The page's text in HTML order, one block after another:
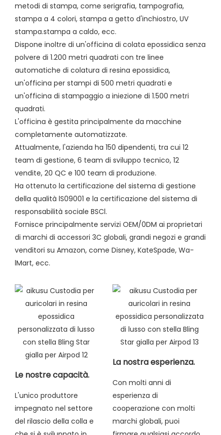
metodi di stampa, come serigrafia, tampografia,
stampa a 4 colori, stampa a getto d'inchiostro, UV
stampa.stampa a caldo, ecc.
Dispone inoltre di un'officina di colata epossidica senza
polvere di 1.200 metri quadrati con tre linee
automatiche di colatura di resina epossidica,
un'officina per stampi di 500 metri quadrati e
un'officina di stampaggio a iniezione di 1.500 metri
quadrati.
L'officina è gestita principalmente da macchine
completamente automatizzate.
Attualmente, l'azienda ha 150 dipendenti, tra cui 12
team di gestione, 6 team di sviluppo tecnico, 12
vendite, 20 QC e 100 team di produzione.
Ha ottenuto la certificazione del sistema di gestione
della qualità lS09001 e la certificazione del sistema di
responsabilità sociale BSCl.
Fornisce principalmente servizi OEM/0DM ai proprietari
di marchi di accessori 3C globali, grandi negozi e grandi
venditori su Amazon, come Disney, KateSpade, Wa-
lMart, ecc.
Le nostre capacità.
L'unico produttore
impegnato nel settore
del rilascio della colla e
La nostra esperienza.
Con molti anni di
esperienza di
cooperazione con molti
marchi globali, puoi